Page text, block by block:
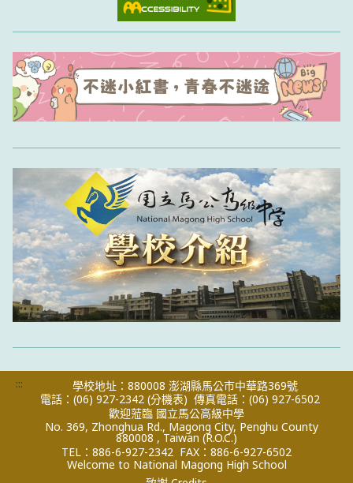
:::
學校地址：880008 澎湖縣馬公市中華路369號
電話：(06) 927-2342 (分機表) 傳真電話：(06) 927-6502
歡迎蒞臨 國立馬公高級中學
No. 369, Zhonghua Rd., Magong City, Penghu County
880008 , Taiwan (R.O.C.)
TEL：886-6-927-2342 FAX：886-6-927-6502
Welcome to National Magong High School